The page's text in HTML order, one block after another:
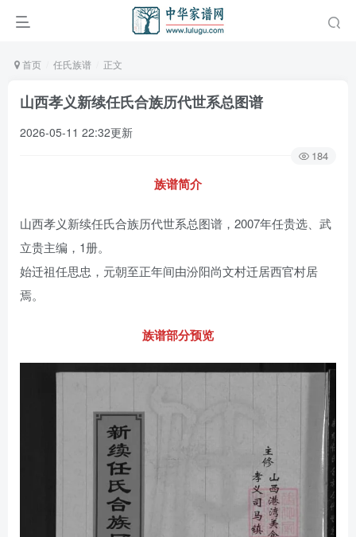
首页 任氏族谱 正文
山西孝义新续任氏合族历代世系总图谱
2026-05-11 22:32更新
184
族谱简介
山西孝义新续任氏合族历代世系总图谱，2007年任贵选、武
立贵主编，1册。
始迁祖任思忠，元朝至正年间由汾阳尚文村迁居西官村居
焉。
族谱部分预览